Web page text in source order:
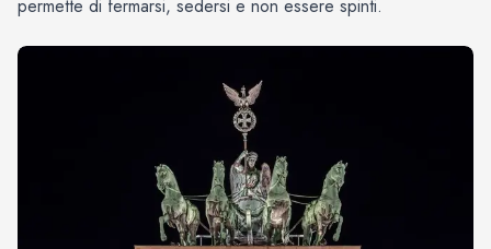
permette di fermarsi, sedersi e non essere spinti.